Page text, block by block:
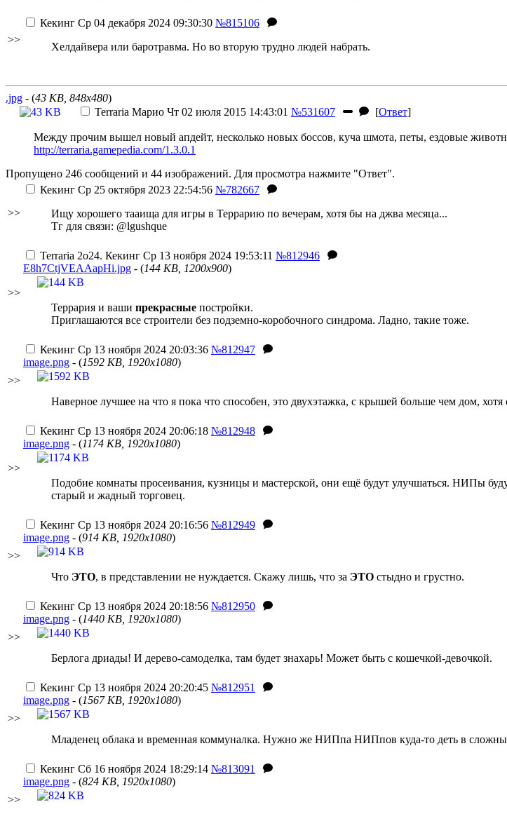
>>
Кекинг Ср 04 декабря 2024 09:30:30 №815106
Хелдайвера или баротравма. Но во вторую трудно людей набрать.
.jpg - (43 KB, 848x480)
Terraria Марио Чт 02 июля 2015 14:43:01 №531607 [Ответ]
Между прочим вышел новый апдейт, несколько новых боссов, куча шмота, петы, ездовые
http://terraria.gamepedia.com/1.3.0.1
Пропущено 246 сообщений и 44 изображений. Для просмотра нажмите "Ответ".
>>
Кекинг Ср 25 октября 2023 22:54:56 №782667
Ищу хорошего тааища для игры в Террарию по вечерам, хотя бы на джва месяца...
Тг для связи: @lgushque
>>
Terraria 2o24. Кекинг Ср 13 ноября 2024 19:53:11 №812946
E8h7CtjVEAAapHi.jpg - (144 KB, 1200x900)
Террария и ваши прекрасные постройки.
Приглашаются все строители без подземно-коробочного синдрома. Ладно, такие тоже.
>>
Кекинг Ср 13 ноября 2024 20:03:36 №812947
image.png - (1592 KB, 1920x1080)
Наверное лучшее на что я пока что способен, это двухэтажка, с крышей больше чем дом,
>>
Кекинг Ср 13 ноября 2024 20:06:18 №812948
image.png - (1174 KB, 1920x1080)
Подобие комнаты просеивания, кузницы и мастерской, они ещё будут улучшаться. НИПы
старый и жадный торговец.
>>
Кекинг Ср 13 ноября 2024 20:16:56 №812949
image.png - (914 KB, 1920x1080)
Что ЭТО, в представлении не нуждается. Скажу лишь, что за ЭТО стыдно и грустно.
>>
Кекинг Ср 13 ноября 2024 20:18:56 №812950
image.png - (1440 KB, 1920x1080)
Берлога дриады! И дерево-самоделка, там будет знахарь! Может быть с кошечкой-девочкой.
>>
Кекинг Ср 13 ноября 2024 20:20:45 №812951
image.png - (1567 KB, 1920x1080)
Младенец облака и временная коммуналка. Нужно же НИПпа НИПпов куда-то деть в
>>
Кекинг Сб 16 ноября 2024 18:29:14 №813091
image.png - (824 KB, 1920x1080)